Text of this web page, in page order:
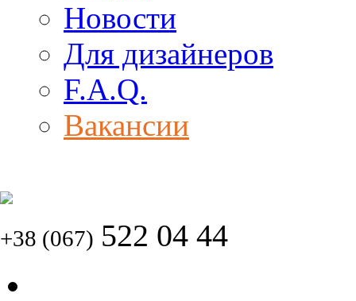
Новости
Для дизайнеров
F.A.Q.
Вакансии
+38 (067) 522 04 44